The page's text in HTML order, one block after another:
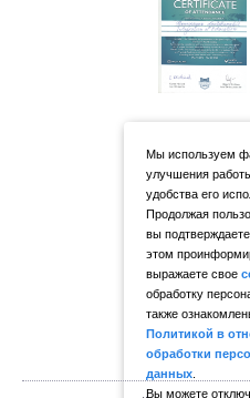
Мы используем
улучшения
удобства его
Продолжая
вы
этом
выражаете свое
обработку
также
Политикой в
обработки
данных
Вы можете